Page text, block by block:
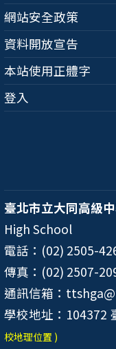
網站安全政策
資料開放宣告
本站使用正體字
登入
臺北市立大同高級
High School
電話：(02) 2505-
傳真：(02) 2507-
通訊信箱：
學校地址：104372
校地理位置 )